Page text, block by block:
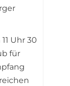
Uhr 30
für